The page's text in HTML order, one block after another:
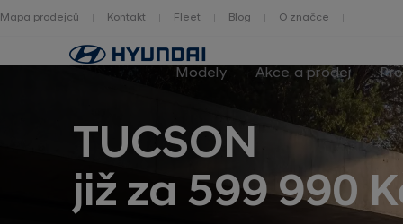
Mapa prodejců Kontakt Fleet Blog O značce
Zpět
na
homepage
Modely Akce a prodej
TUCSON
již za 599 990